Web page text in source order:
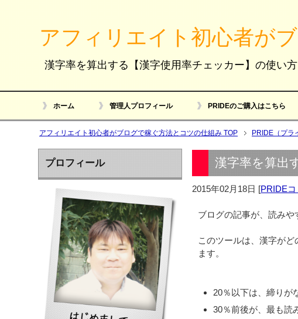
アフィリエイト初心者が
漢字率を算出する【漢字使用率チェッカー】の使い方
ホーム 管理人プロフィール PRIDEのご購入はこちら
アフィリエイト初心者がブログで稼ぐ方法とコツの仕組み TOP PRIDE（プラ
漢字率を算出
2015年02月18日 [PRIDEコ
ブログの記事が、読みや
このツールは、漢字が
ます。
20％以下は、締りが
30％前後が、最も読
プロフィール